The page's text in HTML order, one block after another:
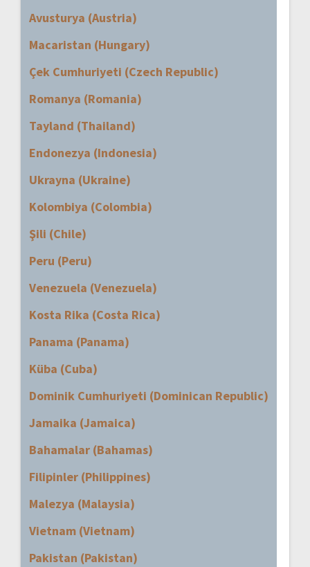
Avusturya (Austria)
Macaristan (Hungary)
Çek Cumhuriyeti (Czech Republic)
Romanya (Romania)
Tayland (Thailand)
Endonezya (Indonesia)
Ukrayna (Ukraine)
Kolombiya (Colombia)
Şili (Chile)
Peru (Peru)
Venezuela (Venezuela)
Kosta Rika (Costa Rica)
Panama (Panama)
Küba (Cuba)
Dominik Cumhuriyeti (Dominican Republic)
Jamaika (Jamaica)
Bahamalar (Bahamas)
Filipinler (Philippines)
Malezya (Malaysia)
Vietnam (Vietnam)
Pakistan (Pakistan)